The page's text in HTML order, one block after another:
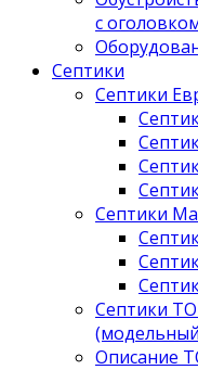
с
Септики
Септики
Септики
Септики
Описание